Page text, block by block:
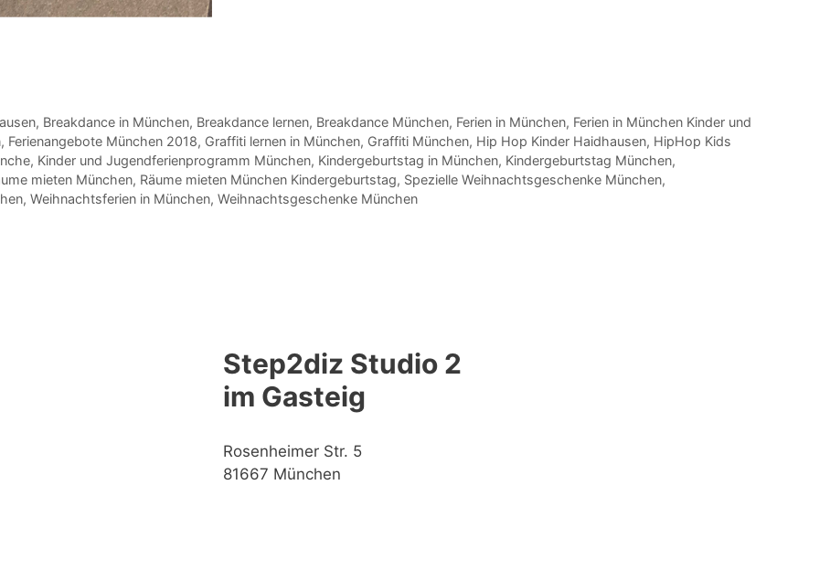
, Breakdance in München, Breakdance lernen, Breakdance München, Ferien in München, Ferien in München Kinder und
, Ferienangebote München 2018, Graffiti lernen in München, Graffiti München, Hip Hop Kinder Haidhausen, HipHop Kids
, Kinder und Jugendferienprogramm München, Kindergeburtstag in München, Kindergeburtstag München,
mieten München, Räume mieten München Kindergeburtstag, Spezielle Weihnachtsgeschenke München,
, Weihnachtsferien in München, Weihnachtsgeschenke München
Step2diz Studio 2
im Gasteig
Rosenheimer Str. 5
81667 München